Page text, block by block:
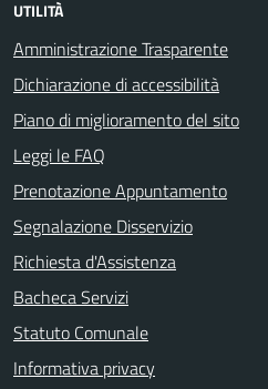
UTILITÀ
Amministrazione Trasparente
Dichiarazione di accessibilità
Piano di miglioramento del sito
Leggi le FAQ
Prenotazione Appuntamento
Segnalazione Disservizio
Richiesta d'Assistenza
Bacheca Servizi
Statuto Comunale
Informativa privacy